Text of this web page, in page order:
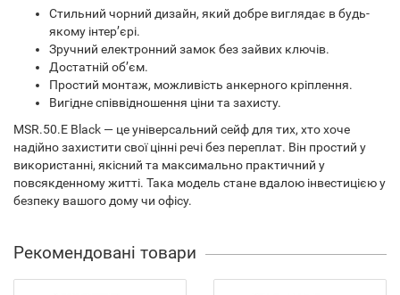
Стильний чорний дизайн, який добре виглядає в будь-
якому інтер’єрі.
Зручний електронний замок без зайвих ключів.
Достатній об’єм.
Простий монтаж, можливість анкерного кріплення.
Вигідне співвідношення ціни та захисту.
MSR.50.E Black — це універсальний сейф для тих, хто хоче
надійно захистити свої цінні речі без переплат. Він простий у
використанні, якісний та максимально практичний у
повсякденному житті. Така модель стане вдалою інвестицією у
безпеку вашого дому чи офісу.
Рекомендовані товари